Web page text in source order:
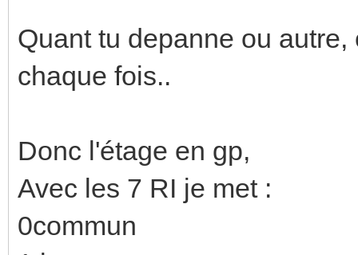
Quant tu depanne ou
chaque fois..
Donc l'étage en gp,
Avec les 7 RI je met :
0commun